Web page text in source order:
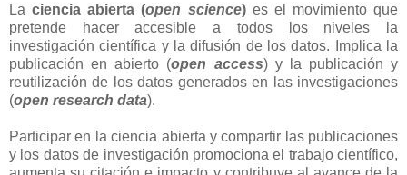
Laciencia abierta (open science) es el movimiento que
pretende hacer accesible a todos los niveles la
investigación científica y la difusión de los datos. Implica la
publicación en abierto (open access) y la publicación y
reutilización de los datos generados en las investigaciones
(open research data).
Participar en la ciencia abierta y compartir las publicaciones
y los datos de investigación promociona el trabajo científico,